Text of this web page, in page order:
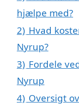
hjælpe med?
2) Hvad
Nyrup?
3) Fordele
Nyrup
4) Oversigt